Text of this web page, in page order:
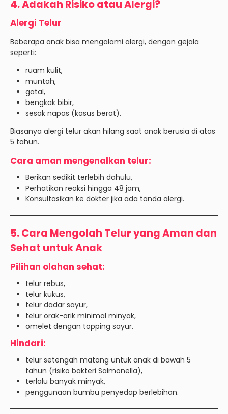
4. Adakah Risiko atau Alergi?
Alergi Telur
Beberapa anak bisa mengalami alergi, dengan gejala
seperti:
ruam kulit,
muntah,
gatal,
bengkak bibir,
sesak napas (kasus berat).
Biasanya alergi telur akan hilang saat anak berusia di atas
5 tahun.
Cara aman mengenalkan telur:
Berikan sedikit terlebih dahulu,
Perhatikan reaksi hingga 48 jam,
Konsultasikan ke dokter jika ada tanda alergi.
5. Cara Mengolah Telur yang Aman dan
Sehat untuk Anak
Pilihan olahan sehat:
telur rebus,
telur kukus,
telur dadar sayur,
telur orak-arik minimal minyak,
omelet dengan topping sayur.
Hindari:
telur setengah matang untuk anak di bawah 5
tahun (risiko bakteri Salmonella),
terlalu banyak minyak,
penggunaan bumbu penyedap berlebihan.